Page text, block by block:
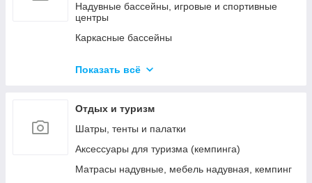
Надувные бассейны, игровые и спортивные
центры
Каркасные бассейны
Лестницы, тенты, подложки и др. аксессуары
аксессуаров
Показать всё
Отдых и туризм
Шатры, тенты и палатки
Аксессуары для туризма (кемпинга)
Матрасы надувные, мебель надувная, кемпинг